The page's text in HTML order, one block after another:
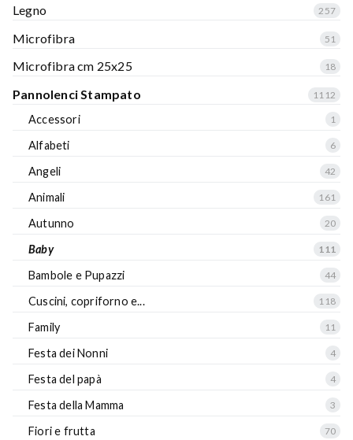
Legno 257
Microfibra 51
Microfibra cm 25x25 18
Pannolenci Stampato 1112
Accessori 1
Alfabeti 6
Angeli 42
Animali 161
Autunno 20
Baby 111
Bambole e Pupazzi 44
Cuscini, copriforno e... 118
Family 11
Festa dei Nonni 4
Festa del papà 4
Festa della Mamma 3
Fiori e frutta 70